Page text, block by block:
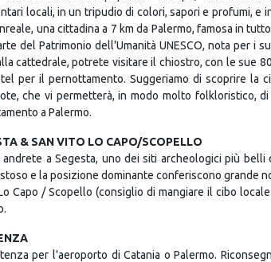
uno splendido giardino di palme
dei re di Sicilia dall'XI al XIX secolo; qui potrete
mosaici dorati. Attraversando Corso Vittorio
Canti, una piazza ottagonale i cui quattro
Visitate il mercato popolare "Il Capo," che
locali, in un tripudio di colori, sapori e profumi, e
una cittadina a 7 km da Palermo, famosa in
cattedrale, potrete visitare il chiostro, con le sue
per il pernottamento. Suggeriamo di scoprire la
che vi permetterà, in modo molto folkloristico,
a Palermo.
a Segesta, uno dei siti archeologici più belli
e la posizione dominante conferiscono grande